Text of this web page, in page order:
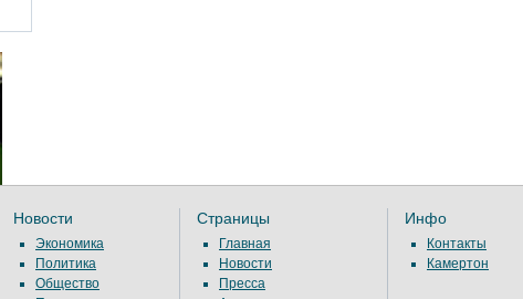
Новости
Экономика
Политика
Общество
Страницы
Главная
Новости
Пресса
Инфо
Контакты
Камертон